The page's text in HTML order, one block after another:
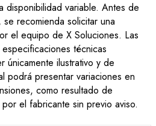
disponibilidad variable. Antes de
recomienda solicitar una
el equipo de X Soluciones. Las
técnicas
únicamente ilustrativo y de
podrá presentar variaciones en
como resultado de
el fabricante sin previo aviso.